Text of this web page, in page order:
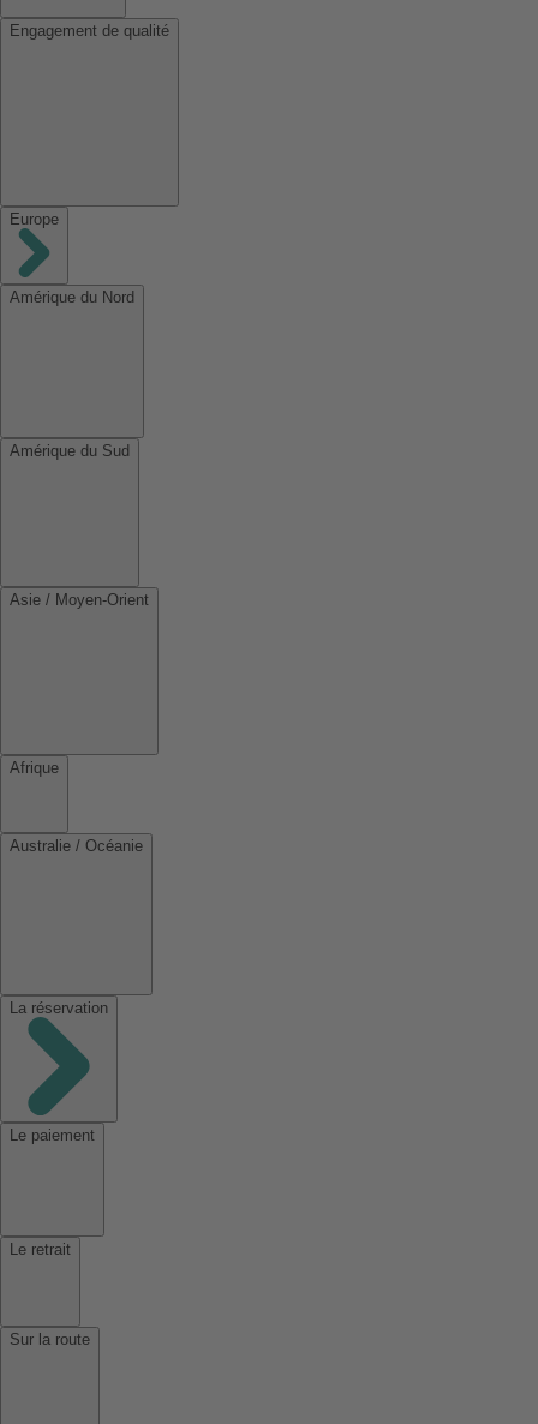
Engagement de qualité
Europe
Amérique du Nord
Amérique du Sud
Asie / Moyen-Orient
Afrique
Australie / Océanie
La réservation
Le paiement
Le retrait
Sur la route